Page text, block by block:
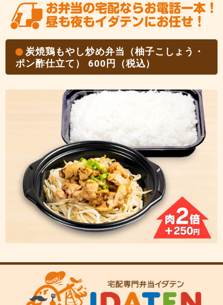
炭焼鶏もやし炒め弁当（柚子こしょう・
ポン酢仕立て） 600円（税込）